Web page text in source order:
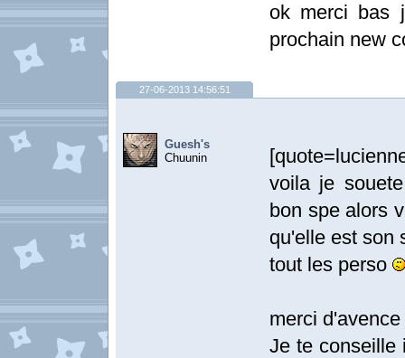
ok merci bas
prochain new
27-06-2013 14:56:51
Guesh's
Chuunin
voila je
bon spe alors
qu'elle est son
tout les perso
merci d'avence
Je te conseille